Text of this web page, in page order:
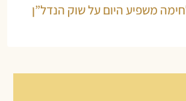
משפיע היום על שוק הנדל”ן